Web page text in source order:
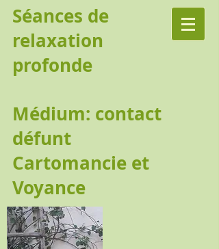
Séances de
relaxation
profonde
Médium: contact
défunt
Cartomancie et
Voyance